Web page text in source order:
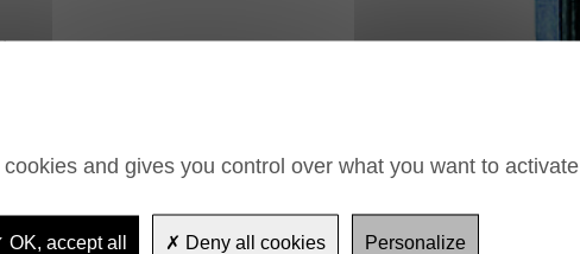
and gives you control over what you want to activate
OK, accept all Deny all cookies Personalize